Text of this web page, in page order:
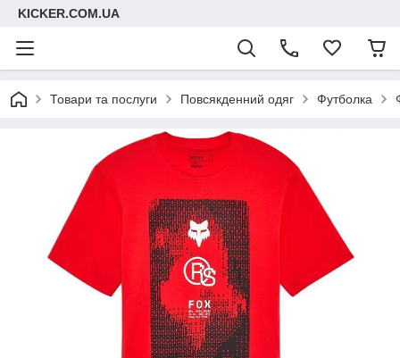
KICKER.COM.UA
Товари та послуги Повсякденний одяг Футболка